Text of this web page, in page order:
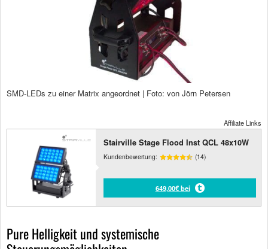
SMD-LEDs zu einer Matrix angeordnet | Foto: von Jörn Petersen
Affiliate Links
Stairville Stage Flood Inst QCL 48x10W
Kundenbewertung: (14)
649,00€ bei
Pure Helligkeit und systemische